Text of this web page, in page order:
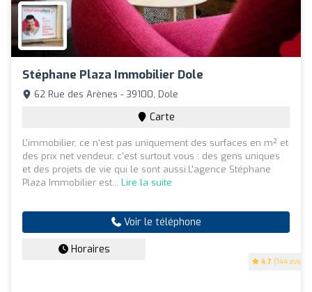
Stéphane Plaza Immobilier Dole
4.7 (144 avis)
62 Rue des Arènes - 39100, Dole
Carte
L'immobilier, ce n'est pas uniquement des surfaces en m² et
des prix net vendeur, c'est surtout vous : des gens uniques
et des projets de vie qui le sont aussi.L'agence Stéphane
Plaza Immobilier est... Lire la suite
Voir le téléphone
Horaires